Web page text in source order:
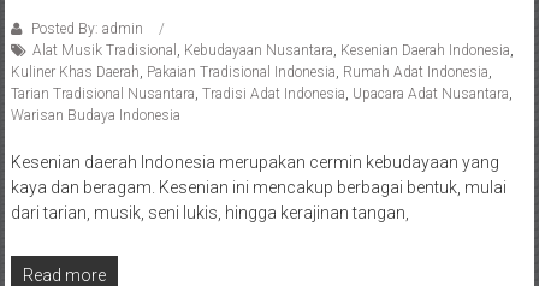
Posted By: admin
Alat Musik Tradisional , Kebudayaan Nusantara, Kesenian Daerah Indonesia,
Kuliner Khas Daerah, Pakaian Tradisional Indonesia, Rumah Adat Indonesia,
Tarian Tradisional Nusantara, Tradisi Adat Indonesia, Upacara Adat Nusantara,
Warisan Budaya Indonesia
Kesenian daerah Indonesia merupakan cermin kebudayaan yang
kaya dan beragam. Kesenian ini mencakup berbagai bentuk, mulai
dari tarian, musik, seni lukis, hingga kerajinan tangan,
Read more